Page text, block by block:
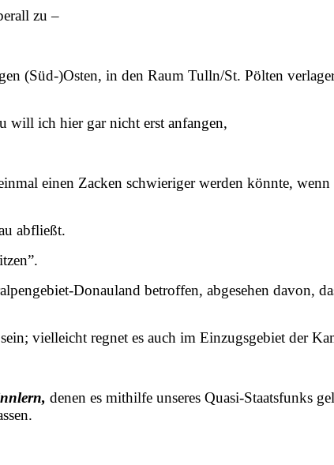
zu –
(Süd-)Osten, in den Raum Tulln/St. Pölten
will ich hier gar nicht erst anfangen,
einen Zacken schwieriger werden könnte,
abfließt.
Donauland betroffen, abgesehen davon,
vielleicht regnet es auch im Einzugsgebiet der
denen es mithilfe unseres Quasi-Staatsfunks